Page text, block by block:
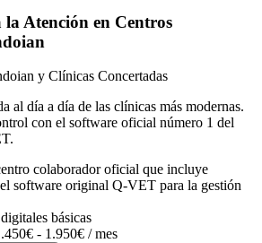
la Atención en Centros
y Clínicas Concertadas
al día a día de las clínicas más modernas.
con el software oficial número 1 del
colaborador oficial que incluye
software original Q-VET para la gestión
básicas
- 1.950€ / mes